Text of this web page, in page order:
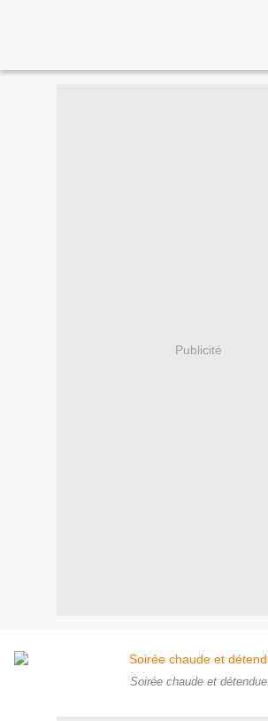
Publicité
Soirée chaude et détendue